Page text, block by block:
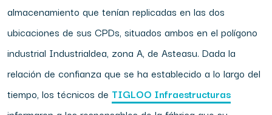
almacenamiento que tenían replicadas en las dos
ubicaciones de sus CPDs, situados ambos en el polígono
industrial Industrialdea, zona A, de Asteasu. Dada la
relación de confianza que se ha establecido a lo largo del
tiempo, los técnicos de TIGLOO Infraestructuras